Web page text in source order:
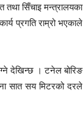
तथा सिँचाइ मन्त्रालयका
प्रगति राम्रो भएकाले
देखिन्छ । टनेल बोरिङ
सात सय मिटरको दरले